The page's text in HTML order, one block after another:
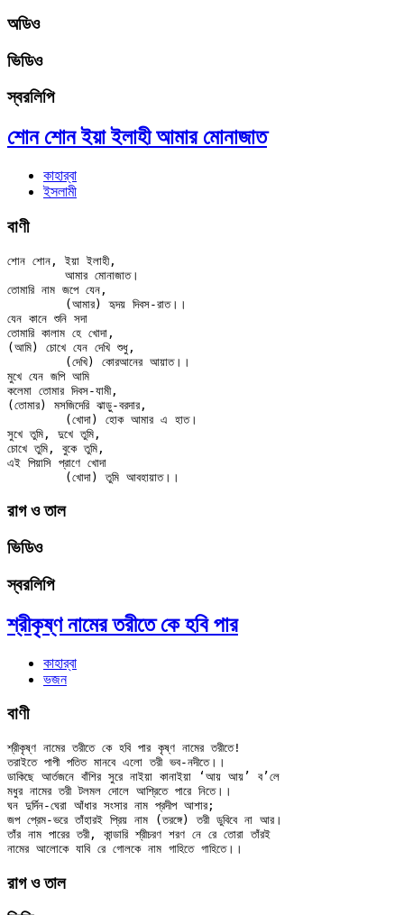
অডিও
ভিডিও
স্বরলিপি
শোন শোন ইয়া ইলাহী আমার মোনাজাত
কাহার্‌বা
ইসলামী
বাণী
শোন শোন, ইয়া ইলাহী,
তোমারি নাম জপে যেন,
যেন কানে শুনি সদা
তোমারি কালাম হে খোদা,
(আমি) চোখে যেন দেখি শুধু,
মুখে যেন জপি আমি
কলেমা তোমার দিবস-যামী,
(তোমার) মসজিদেরি ঝাড়ু-বরদার,
সুখে তুমি, দুখে তুমি,
চোখে তুমি, বুকে তুমি,
এই পিয়াসি প্রাণে খোদা
রাগ ও তাল
ভিডিও
স্বরলিপি
শ্রীকৃষ্ণ নামের তরীতে কে হবি পার
কাহার্‌বা
ভজন
বাণী
শ্রীকৃষ্ণ নামের তরীতে কে হবি পার কৃষ্ণ নামের তরীতে!
তরাইতে পাপী পতিত মানবে এলো তরী ভব-নদীতে।।
ডাকিছে আর্তজনে বাঁশির সুরে নাইয়া কানাইয়া ‘আয় আয়’ ব’লে
মধুর নামের তরী টলমল দোলে আশ্রিতে পারে নিতে।।
ঘন দুর্দিন-ঘেরা আঁধার সংসার নাম প্রদীপ আশার;
জপ প্রেম-ভরে তাঁহারই প্রিয় নাম (তরঙ্গে) তরী ডুবিবে না আর।
তাঁর নাম পারের তরী, কান্ডারি শ্রীচরণ শরণ নে রে তোরা তাঁরই
রাগ ও তাল